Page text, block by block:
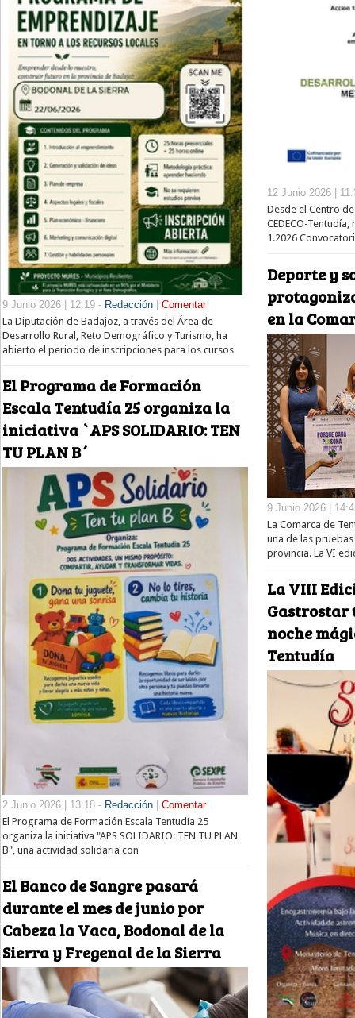
9 Junio 2026 | 12:19 - Redacción
Comentar
La Diputación de Badajoz, a través del Área de
Desarrollo Rural, Reto Demográfico y Turismo, ha
abierto el periodo de inscripciones para los cursos
El Programa de Formación
Escala Tentudía 25 organiza la
iniciativa `APS SOLIDARIO: TEN
TU PLAN B´
2 Junio 2026 | 13:18 - Redacción
Comentar
El Programa de Formación Escala Tentudía 25
organiza la iniciativa "APS SOLIDARIO: TEN TU PLAN
B", una actividad solidaria con
El Banco de Sangre pasará
durante el mes de junio por
Cabeza la Vaca, Bodonal de la
Sierra y Fregenal de la Sierra
12 Junio 2026 |
Desde el Centro
CEDECO-
1.2026
Deporte y
en la
9 Junio 2026 |
La Comarca de
una de las
provincia. La VI
La VIII
noche
Tentudía